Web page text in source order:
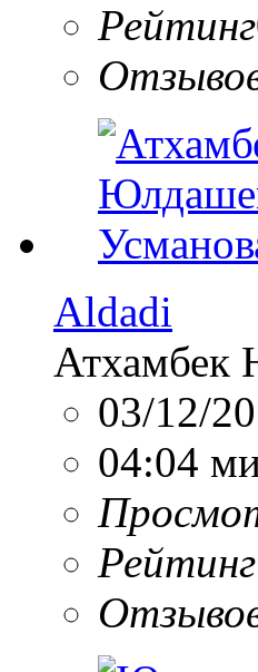
Рейтинг
Aldadi
Атхамбек
03/12/
04:04
Рейтинг